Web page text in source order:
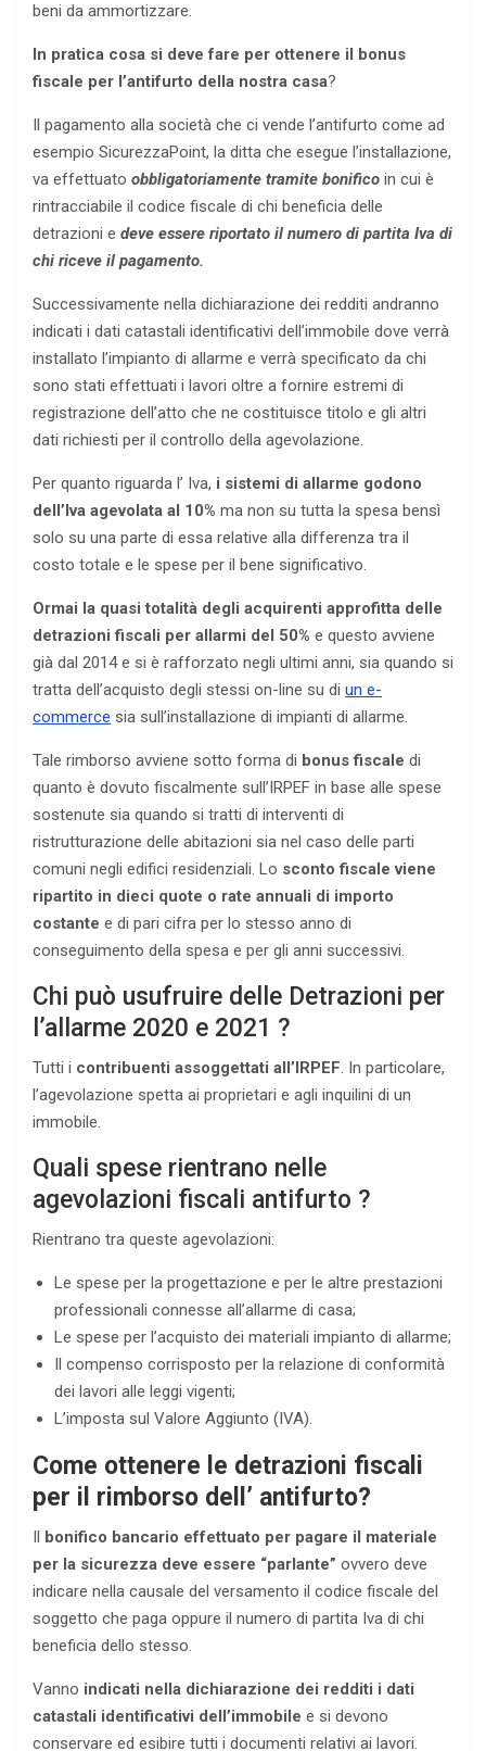
beni da ammortizzare.
In pratica cosa si deve fare per ottenere il bonus
fiscale per l’antifurto della nostra casa?
Il pagamento alla società che ci vende l’antifurto come ad
esempio SicurezzaPoint, la ditta che esegue l’installazione,
va effettuato obbligatoriamente tramite bonifico in cui è
rintracciabile il codice fiscale di chi beneficia delle
detrazioni e deve essere riportato il numero di partita Iva di
chi riceve il pagamento.
Successivamente nella dichiarazione dei redditi andranno
indicati i dati catastali identificativi dell’immobile dove verrà
installato l’impianto di allarme e verrà specificato da chi
sono stati effettuati i lavori oltre a fornire estremi di
registrazione dell’atto che ne costituisce titolo e gli altri
dati richiesti per il controllo della agevolazione.
Per quanto riguarda l’ Iva, i sistemi di allarme godono
dell’Iva agevolata al 10% ma non su tutta la spesa bensì
solo su una parte di essa relative alla differenza tra il
costo totale e le spese per il bene significativo.
Ormai la quasi totalità degli acquirenti approfitta delle
detrazioni fiscali per allarmi del 50% e questo avviene
già dal 2014 e si è rafforzato negli ultimi anni, sia quando si
tratta dell’acquisto degli stessi on-line su di un e-
commerce sia sull’installazione di impianti di allarme.
Tale rimborso avviene sotto forma di bonus fiscale di
quanto è dovuto fiscalmente sull’IRPEF in base alle spese
sostenute sia quando si tratti di interventi di
ristrutturazione delle abitazioni sia nel caso delle parti
comuni negli edifici residenziali. Lo sconto fiscale viene
ripartito in dieci quote o rate annuali di importo
costante e di pari cifra per lo stesso anno di
conseguimento della spesa e per gli anni successivi.
Chi può usufruire delle Detrazioni per
l’allarme 2020 e 2021 ?
Tutti i contribuenti assoggettati all’IRPEF. In particolare,
l’agevolazione spetta ai proprietari e agli inquilini di un
immobile.
Quali spese rientrano nelle
agevolazioni fiscali antifurto ?
Rientrano tra queste agevolazioni:
Le spese per la progettazione e per le altre prestazioni
professionali connesse all’allarme di casa;
Le spese per l’acquisto dei materiali impianto di allarme;
Il compenso corrisposto per la relazione di conformità
dei lavori alle leggi vigenti;
L’imposta sul Valore Aggiunto (IVA).
Come ottenere le detrazioni fiscali
per il rimborso dell’ antifurto?
Il bonifico bancario effettuato per pagare il materiale
per la sicurezza deve essere “parlante” ovvero deve
indicare nella causale del versamento il codice fiscale del
soggetto che paga oppure il numero di partita Iva di chi
beneficia dello stesso.
Vanno indicati nella dichiarazione dei redditi i dati
catastali identificativi dell’immobile e si devono
conservare ed esibire tutti i documenti relativi ai lavori.